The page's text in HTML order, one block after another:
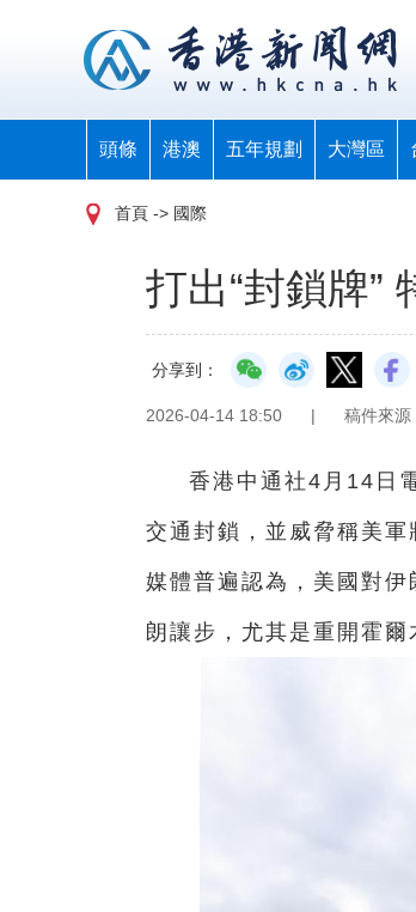
頭條 港澳 五年規劃 大灣區
首頁 -> 國際
打出“封鎖牌”
分享到：
2026-04-14 18:50 | 稿件來源
香港中通社4月14日
交通封鎖，並威脅稱美
媒體普遍認為，美國對
朗讓步，尤其是重開霍爾